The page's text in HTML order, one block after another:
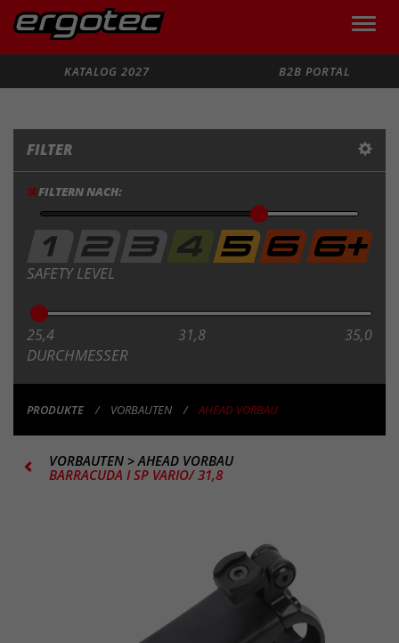
Toggle
KATALOG 2027
B2B PORTAL
FILTER
FILTERN NACH:
SAFETY LEVEL
25,4 31,8 35,0
DURCHMESSER
PRODUKTE VORBAUTEN AHEAD VORBAU
VORBAUTEN >AHEAD VORBAU
BARRACUDA I SP VARIO/ 31,8